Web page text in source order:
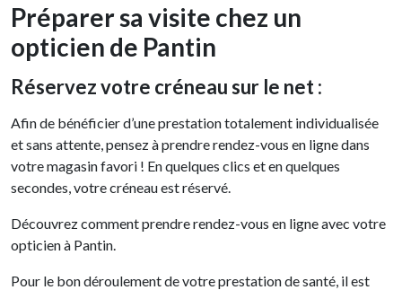
Préparer sa visite chez un
opticien de Pantin
Réservez votre créneau sur le net :
Afin de bénéficier d’une prestation totalement individualisée
et sans attente, pensez à prendre rendez-vous en ligne dans
votre magasin favori ! En quelques clics et en quelques
secondes, votre créneau est réservé.
Découvrez comment prendre rendez-vous en ligne avec votre
opticien à Pantin.
Pour le bon déroulement de votre prestation de santé, il est